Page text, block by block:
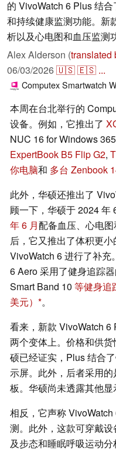
的 VivoWatch 6 Plus 结
和持续健康监测功能。新
析以及心电图和血压监测
Alex Alderson (translated
06/03/2026🇺🇸🇪🇸 ...
Computex Smartwatch
本周在台北举行的
设备。例如，它推出了
NUC 16 for Windows
ExpertBook B5 Flip G2,
你电脑和 多台 Zenbook
此外，华硕还推出了
顾一下，华硕于 2024 年
年 6 月配备血压、心电
后，它又推出了体积更
VivoWatch 6 进行了补充
6 Aero 采用了健身追踪
Smart Band 10 等健身追
美元）
。
看来，新款 VivoWatch 6
两个变体上。价格和供
硕已经证实，Plus 结合
示屏。此外，后者采用
板。华硕尚未透露其他显
相反，它声称
测。此外，这款可穿戴
及步态和睡眠呼吸运动